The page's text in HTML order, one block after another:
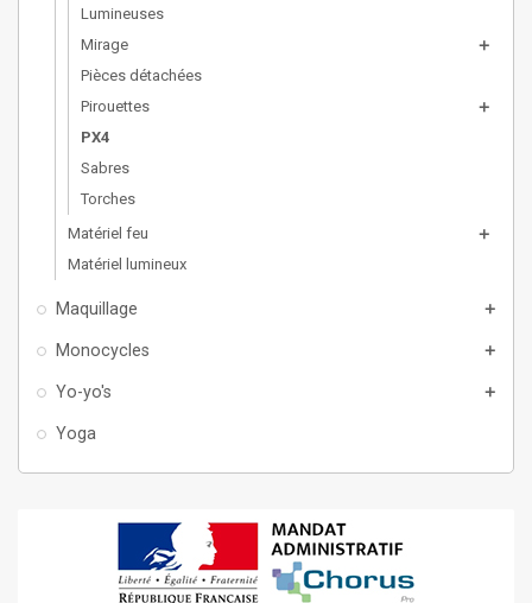
Lumineuses
Mirage
add
Pièces détachées
Pirouettes
add
PX4
Sabres
Torches
Matériel feu
add
Matériel lumineux
Maquillage add
Monocycles add
Yo-yo's add
Yoga